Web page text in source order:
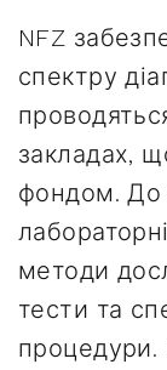
NFZ
спектру
закладах,
фондом. До
лабораторні
методи
тести та
процедури.